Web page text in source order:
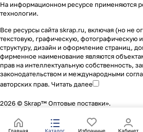
На информационном ресурсе применяются
технологии.
Все ресурсы сайта skrap.ru, включая (но не
текстовую, графическую, фотографическую
структуру, дизайн и оформление страниц,
фирменное наименование являются
прав на интеллектуальную собственность,
законодательством и международными
авторских прав. Читать далее
2026 © Skrap™ Оптовые поставки».
Главная Каталог Избранные Кабинет